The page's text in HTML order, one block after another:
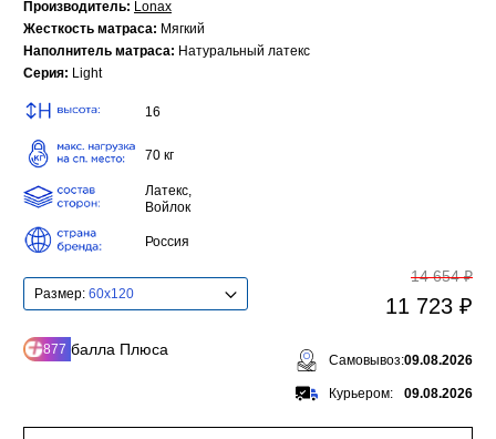
Производитель: Lonax
Жесткость матраса: Мягкий
Наполнитель матраса: Натуральный латекс
Серия: Light
16
70 кг
Латекс,
Войлок
Россия
Размер: 60x120
877 балла Плюса
14 654 ₽
11 723 ₽
Самовывоз:09.08.2026
Курьером: 09.08.2026